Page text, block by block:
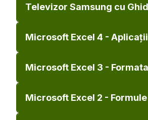
Televizor Samsung cu
Microsoft Excel 4 -
Microsoft Excel 3 -
Microsoft Excel 2 - Formule